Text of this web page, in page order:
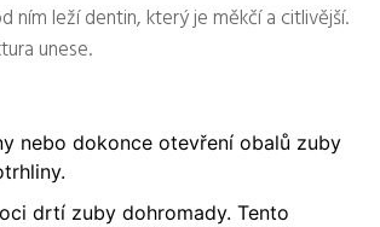
ním leží dentin, který je měkčí a citlivější.
unese.
nebo dokonce otevření obalů zuby
drtí zuby dohromady. Tento